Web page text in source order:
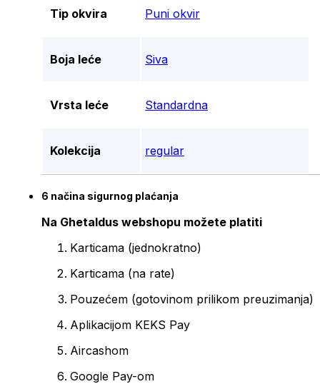
Tip okvira Puni okvir
Boja leće Siva
Vrsta leće Standardna
Kolekcija regular
6 načina sigurnog plaćanja
Na Ghetaldus webshopu možete platiti
Karticama (jednokratno)
Karticama (na rate)
Pouzećem (gotovinom prilikom preuzimanja)
Aplikacijom KEKS Pay
Aircashom
Google Pay-om